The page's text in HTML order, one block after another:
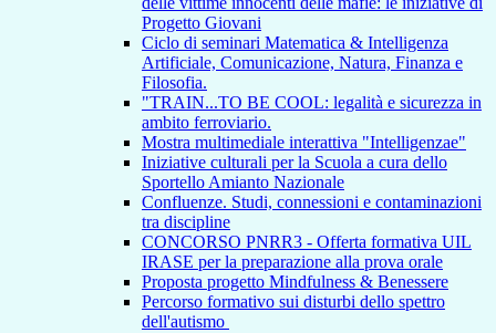
Progetto Giovani
Ciclo di seminari Matematica & Intelligenza
Artificiale, Comunicazione, Natura, Finanza e
Filosofia.
"TRAIN...TO BE COOL: legalità e sicurezza in
ambito ferroviario.
Mostra multimediale interattiva "Intelligenzae"
Iniziative culturali per la Scuola a cura dello
Sportello Amianto Nazionale
Confluenze. Studi, connessioni e contaminazioni
tra discipline
CONCORSO PNRR3 - Offerta formativa UIL
IRASE per la preparazione alla prova orale
Proposta progetto Mindfulness & Benessere
Percorso formativo sui disturbi dello spettro
dell'autismo